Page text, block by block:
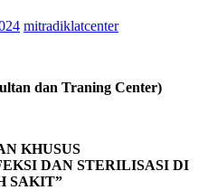
mitradiklatcenter
dan Traning Center)
KHUSUS
DAN STERILISASI DI
SAKIT”